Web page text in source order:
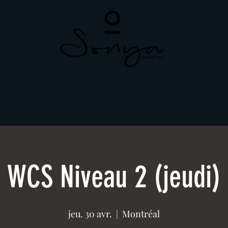
WCS Niveau 2 (jeudi)
jeu. 30 avr.
  |
Montréal